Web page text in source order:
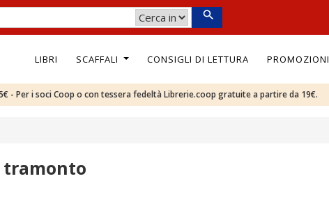
LIBRI SCAFFALI CONSIGLI DI LETTURA PROMOZIONI
- Per i soci Coop o con tessera fedeltà Librerie.coop gratuite a partire da 19€.
tramonto